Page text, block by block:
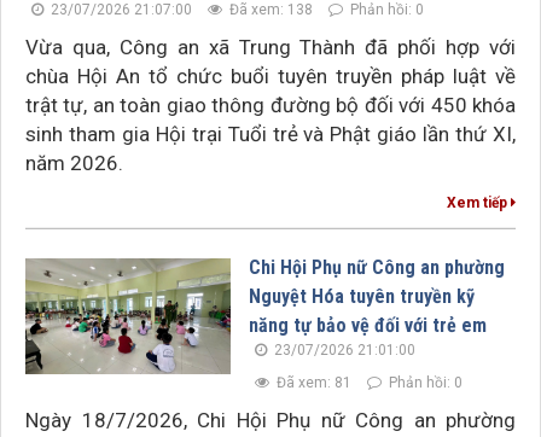
23/07/2026 21:07:00 Đã xem: 138 Phản hồi: 0
Vừa qua, Công an xã Trung Thành đã phối hợp với
chùa Hội An tổ chức buổi tuyên truyền pháp luật về
trật tự, an toàn giao thông đường bộ đối với 450 khóa
sinh tham gia Hội trại Tuổi trẻ và Phật giáo lần thứ XI,
năm 2026.
Xem tiếp
Chi Hội Phụ nữ Công an phường
Nguyệt Hóa tuyên truyền kỹ
năng tự bảo vệ đối với trẻ em
23/07/2026 21:01:00
Đã xem: 81
Phản hồi: 0
Ngày 18/7/2026, Chi Hội Phụ nữ Công an phường